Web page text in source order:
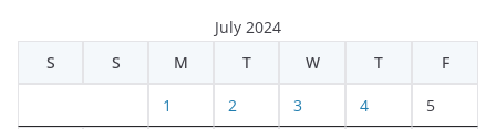
July 2024
S
S M T W T F
1 2 3 4 5